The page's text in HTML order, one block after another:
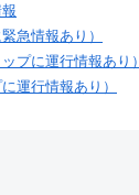
急情報あり）
プに運行情報あり）
運行情報あり）